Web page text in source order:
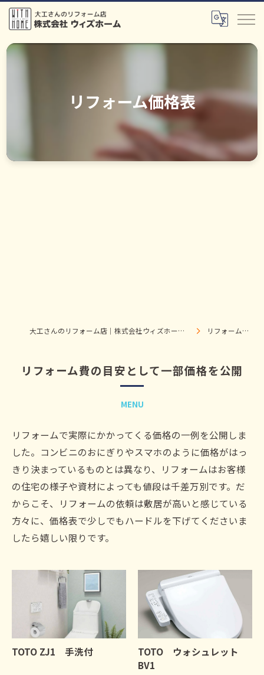
リフォーム価格表
大工さんのリフォーム店｜株式会社ウィズホーム｜扶桑・犬山 リフォーム価格表
リフォーム費の目安として一部価格を公開
MENU
リフォームで実際にかかってくる価格の一例を公開しま
した。コンビニのおにぎりやスマホのように価格がはっ
きり決まっているものとは異なり、リフォームはお客様
の住宅の様子や資材によっても値段は千差万別です。だ
からこそ、リフォームの依頼は敷居が高いと感じている
方々に、価格表で少しでもハードルを下げてくださいま
したら嬉しい限りです。
TOTO ZJ1 手洗付
TOTO ウォシュレット
BV1